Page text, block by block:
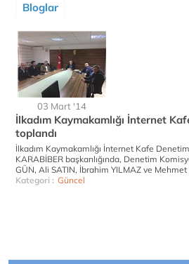
Bloglar
03 Mart '14
İlkadım Kaymakamlığı İnternet
toplandı
İlkadım Kaymakamlığı İnternet Kafe
KARABİBER başkanlığında, Denetim
GÜN, Ali SATIN, İbrahim YILMAZ ve Mehmet
Kategori : Güncel